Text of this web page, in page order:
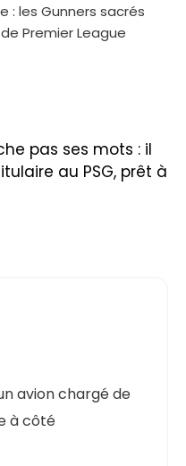
: les Gunners sacrés
Premier League
pas ses mots : il
au PSG, prêt à
avion chargé de
à côté